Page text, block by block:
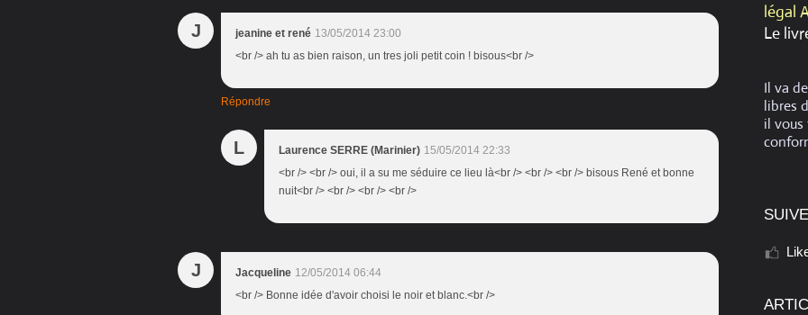
J jeanine et rené 13/05/2014 23:00
<br /> ah tu as bien raison, un tres joli petit coin ! bisous<br />
Répondre
L Laurence SERRE (Marinier) 15/05/2014 22:33
<br /> <br /> oui, il a su me séduire ce lieu là<br /> <br /> <br /> bisous René et bonne
nuit<br /> <br /> <br /> <br />
J Jacqueline 12/05/2014 06:44
<br /> Bonne idée d'avoir choisi le noir et blanc.<br />
légal
Le
Il va
libres
il vous